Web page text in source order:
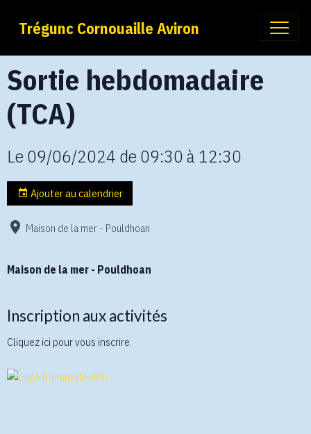
Trégunc Cornouaille Aviron
Sortie hebdomadaire
(TCA)
Le 09/06/2024 de 09:30à 12:30
Ajouter au calendrier
Maison de la mer - Pouldhoan
Maison de la mer - Pouldhoan
Inscription aux activités
Cliquez ici pour vous inscrire.